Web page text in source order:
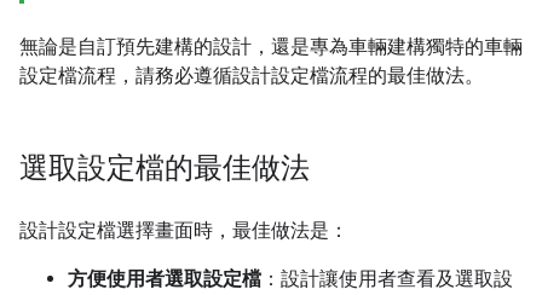
無論是自訂預先建構的設計，還是專為車輛建構獨特的車輛
設定檔流程，請務必遵循設計設定檔流程的最佳做法。
選取設定檔的最佳做法
設計設定檔選擇畫面時，最佳做法是：
方便使用者選取設定檔 ：設計讓使用者查看及選取設